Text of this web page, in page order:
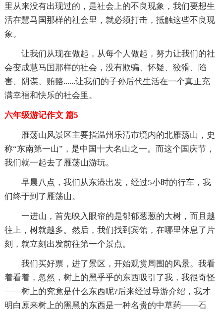
里从来没有出现过的，是社会上的不良现象，我们要想生
活在慧马国那样的社会里，就必须打击，抵触这些不良现
象。
让我们从现在做起，从每个人做起，努力让我们的社
会变成慧马国那样的社会，没有欺骗、怀疑、狡猾、陷
害、阴谋、贿赂......让我们的子孙后代生活在一个真正充
满幸福和快乐的社会里。
六年级游记作文 篇5
雁荡山风景区主要指温州乐清市境内的北雁荡山，史
称“东南第一山”，是中国十大名山之一。而这个国庆节，
我们就一起去了雁荡山游玩。
早晨八点，我们从东港出发，经过5小时的行车，我
们终于到了雁荡山。
一进山，首先映入眼帘的是郁郁葱葱的大树，而且越
往上，树就越多。然后，我们找到宾馆，在哪里休息了片
刻，就立刻出发前往第一个景点。
我们买好票，进了景区，开始观赏周围的风景。我看
着看着，忽然，树上的黑乎乎的东西吸引了我，我很奇怪
——树上的究竟是什么东西呢?后来经过导游介绍，我才
明白原来树上的黑黑的东西是一种名贵的中草药——石